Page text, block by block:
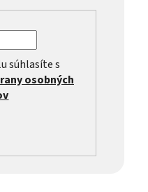
súhlasíte s
osobných